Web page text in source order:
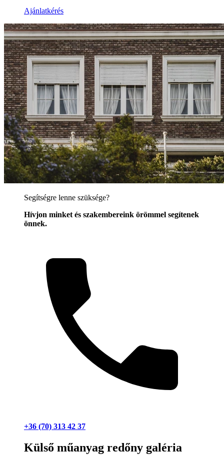
Ajánlatkérés
Segítségre lenne szüksége?
Hívjon minket és szakembereink örömmel segítenek
önnek.
+36 (70) 313 42 37
Külső műanyag redőny galéria